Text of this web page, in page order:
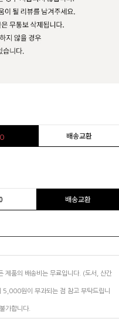
0 배송교환
배송교환
제품의 배송비는 무료입니다. (도서, 산간
원이 부과되는 점 참고 부탁드립니
가합니다.